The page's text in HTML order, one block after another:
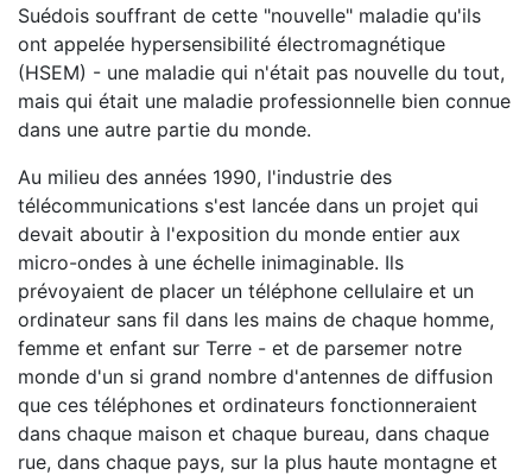
Suédois souffrant de cette "nouvelle" maladie qu'ils
ont appelée hypersensibilité électromagnétique
(HSEM) - une maladie qui n'était pas nouvelle du tout,
mais qui était une maladie professionnelle bien connue
dans une autre partie du monde.
Au milieu des années 1990, l'industrie des
télécommunications s'est lancée dans un projet qui
devait aboutir à l'exposition du monde entier aux
micro-ondes à une échelle inimaginable. Ils
prévoyaient de placer un téléphone cellulaire et un
ordinateur sans fil dans les mains de chaque homme,
femme et enfant sur Terre - et de parsemer notre
monde d'un si grand nombre d'antennes de diffusion
que ces téléphones et ordinateurs fonctionneraient
dans chaque maison et chaque bureau, dans chaque
rue, dans chaque pays, sur la plus haute montagne et